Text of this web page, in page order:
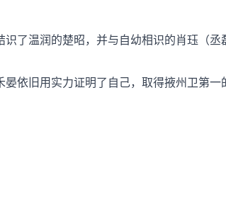
了温润的楚昭，并与自幼相识的肖珏（丞
晏依旧用实力证明了自己，取得掖州卫第